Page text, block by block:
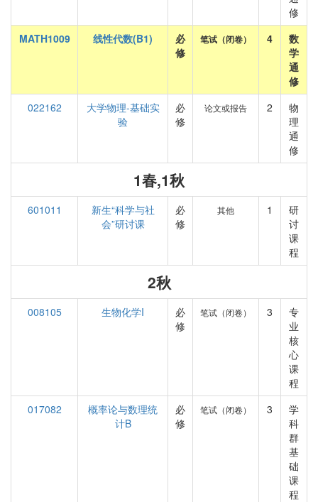
修
MATH1009
线性代数(B1)
必
修
笔试（闭卷） 4
数
学
通
修
022162
大学物理-基础实
验
必
修
论文或报告 2
物
理
通
修
1春,1秋
601011
新生“科学与社
会”研讨课
必
修
其他 1
研
讨
课
程
2秋
008105 生物化学I
必
修
笔试（闭卷） 3
专
业
核
心
课
程
017082
概率论与数理统
计B
必
修
笔试（闭卷） 3
学
科
群
基
础
课
程